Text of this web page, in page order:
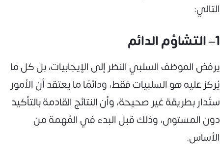
التالي:
1– التشاؤم الدائم
يرفض الموظف السلبي النظر إلى الإيجابيات، بل كل ما
يُركز عليه هو السلبيات فقط، ودائمًا ما يعتقد أن الأمور
ستُدار بطريقة غير صحيحة، وأن النتائج القادمة بالتأكيد
دون المستوى، وذلك قبل البدء في المُهمة من
الأساس.